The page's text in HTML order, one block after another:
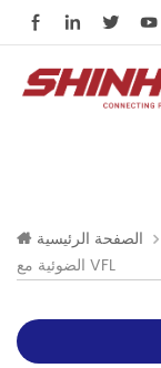
الصفحة الرئيسية
الضوئية مع VFL